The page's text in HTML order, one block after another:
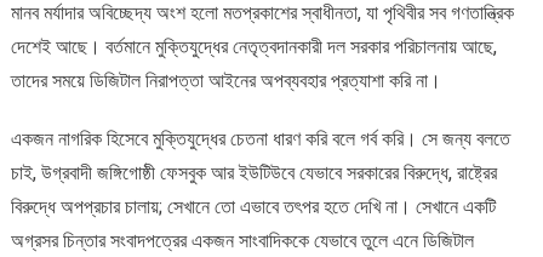
মানব মর্যাদার অবিচ্ছেদ্য অংশ হলো মতপ্রকাশের স্বাধীনতা, যা পৃথিবীর সব গণতান্ত্রিক
দেশেই আছে। বর্তমানে মুক্তিযুদ্ধের নেতৃত্বদানকারী দল সরকার পরিচালনায় আছে,
তাদের সময়ে ডিজিটাল নিরাপত্তা আইনের অপব্যবহার প্রত্যাশা করি না।
একজন নাগরিক হিসেবে মুক্তিযুদ্ধের চেতনা ধারণ করি বলে গর্ব করি। সে জন্য বলতে
চাই, উগ্রবাদী জঙ্গিগোষ্ঠী ফেসবুক আর ইউটিউবে যেভাবে সরকারের বিরুদ্ধে, রাষ্ট্রের
বিরুদ্ধে অপপ্রচার চালায়; সেখানে তো এভাবে তৎপর হতে দেখি না। সেখানে একটি
অগ্রসর চিন্তার সংবাদপত্রের একজন সাংবাদিককে যেভাবে তুলে এনে ডিজিটাল